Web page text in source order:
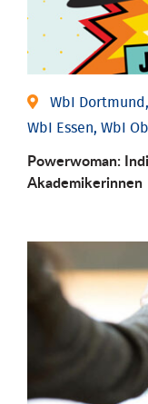
WbI
WbI Essen, WbI
Powerwoman:
Aka­demiker­innen